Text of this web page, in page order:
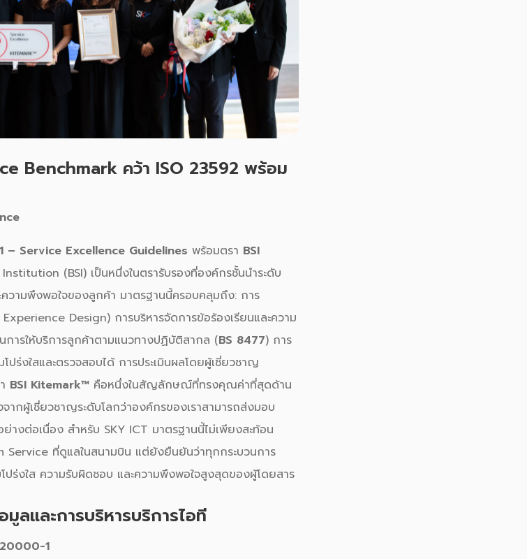
Benchmark คว้า ISO 23592 พร้อม
– Service Excellence Guidelines พร้อมตรา BSI
(BSI) เป็นหนึ่งในตรารับรองที่องค์กรชั้นนำระดับ
วามพึงพอใจของลูกค้า มาตรฐานนี้ครอบคลุมถึง: การ
Design) การบริหารจัดการข้อร้องเรียนและความ
การให้บริการลูกค้าตามแนวทางปฏิบัติสากล (BS 8477) การ
ร่งใสและตรวจสอบได้ การประเมินผลโดยผู้เชี่ยวชาญ
BSI Kitemark™ คือหนึ่งในสัญลักษณ์ที่ทรงคุณค่าที่สุดด้าน
ากผู้เชี่ยวชาญระดับโลกว่าองค์กรของเราสามารถส่งมอบ
างต่อเนื่อง สำหรับ SKY ICT มาตรฐานนี้ไม่เพียงสะท้อน
ที่ดูแลในสนามบิน แต่ยังยืนยันว่าทุกกระบวนการ
ร่งใส ความรับผิดชอบ และความพึงพอใจสูงสุดของผู้โดยสาร
ลและการบริหารบริการไอที
1